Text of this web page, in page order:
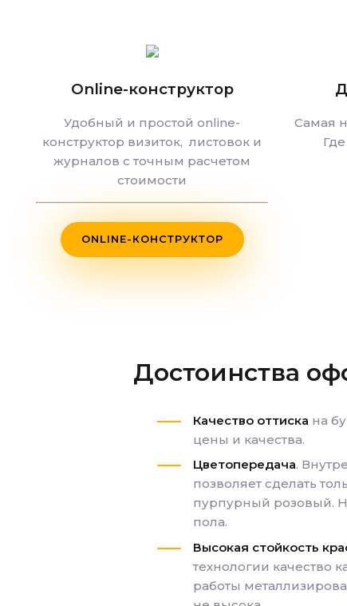
Online-конструктор
Удобный и простой online-
конструктор визиток, листовок и
журналов с точным расчетом
стоимости
ONLINE-КОНСТРУКТОР
Самая
Достоинства
Качество оттиска на
цены и качества.
Цветопередача.
позволяет сделать
пурпурный розовый.
пола.
Высокая стойкость
технологии качество
работы